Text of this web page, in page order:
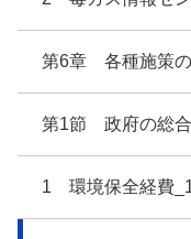
第6章 各種施策の
第1節 政府の総
1 環境保全経費